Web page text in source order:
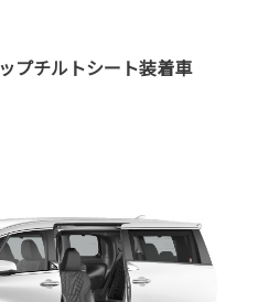
プチルトシート装着車